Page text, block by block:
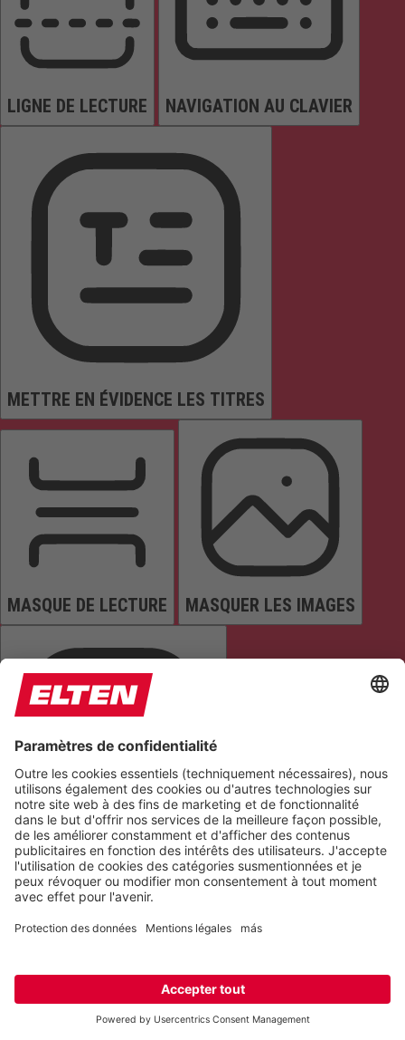
LIGNE DE LECTURE NAVIGATION AU CLAVIER
METTRE EN ÉVIDENCE LES TITRES
MASQUE DE LECTURE MASQUER LES IMAGES
TOUT METTRE EN ÉVIDENCE
LIRE LA PAGE COUPER LES SONS